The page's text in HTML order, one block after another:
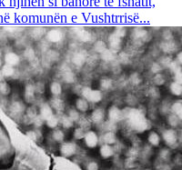
komunën e Vushtrrisë...